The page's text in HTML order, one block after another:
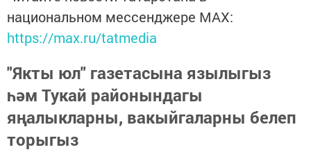
национальном мессенджере MАХ:
https://max.ru/tatmedia
"Якты юл" газетасына язылыгыз
һәм Тукай районындагы
яңалыкларны, вакыйгаларны белеп
торыгыз